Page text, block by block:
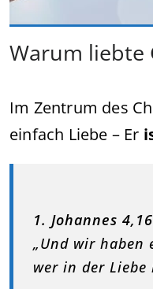
Warum liebte
Im Zentrum des
einfach Liebe – Er
1. Johannes 4,16
„Und wir haben
wer in der